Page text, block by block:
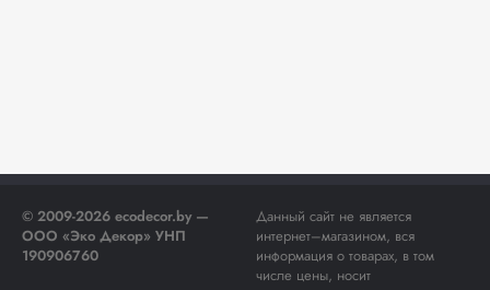
© 2009-2026 ecodecor.by —
ООО «Эко Декор» УНП
190906760
Данный сайт не является
интернет–магазином, вся
информация о товарах, в том
числе цены, носит